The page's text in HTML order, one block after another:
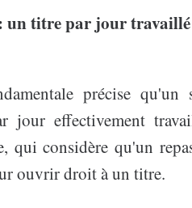
titre par jour travaillé
précise
jour effectivement
qui considère qu'un
ouvrir droit à un titre.